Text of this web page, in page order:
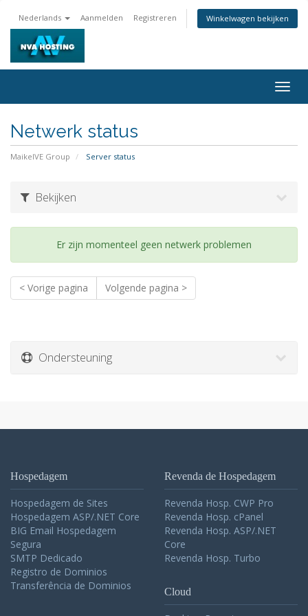
Nederlands Aanmelden Registreren Winkelwagen bekijken
Netwerk status
MaikelVE Group Server status
Bekijken
Er zijn momenteel geen netwerk problemen
< Vorige pagina Volgende pagina >
Ondersteuning
Hospedagem
Hospedagem de Sites
Hospedagem ASP/.NET Core
BIG Email Hospedagem
Segura
SMTP Dedicado
Registro de Dominios
Transferência de Dominios
Revenda de Hospedagem
Revenda Hosp. CWP Pro
Revenda Hosp. cPanel
Revenda Hosp. ASP/.NET
Core
Revenda Hosp. Turbo
Cloud